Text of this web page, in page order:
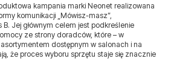
kampania marki Neonet realizowana
komunikacji „Mówisz-masz”,
Jej głównym celem jest podkreślenie
ze strony doradców, które – w
dostępnym w salonach i na
że proces wyboru sprzętu staje się znacznie